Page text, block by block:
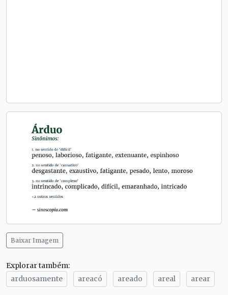
Baixar Imagem
Explorar também:
arduosamente
areacó areado areal arear